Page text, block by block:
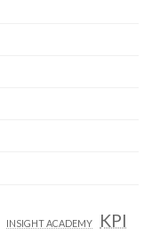
INSIGHT ACADEMY KPI